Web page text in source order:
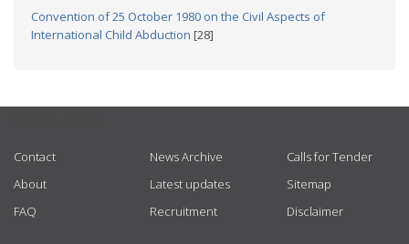
Convention of 25 October 1980 on the Civil Aspects of
International Child Abduction [28]
Contact
About
FAQ
News Archive
Latest updates
Recruitment
Calls for Tender
Sitemap
Disclaimer